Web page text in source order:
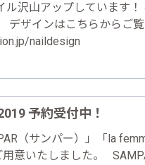
ル沢山アップしています
デザインはこちらからご
naildesign
予約受付中！
（サンパー）」「la
用意いたしました。